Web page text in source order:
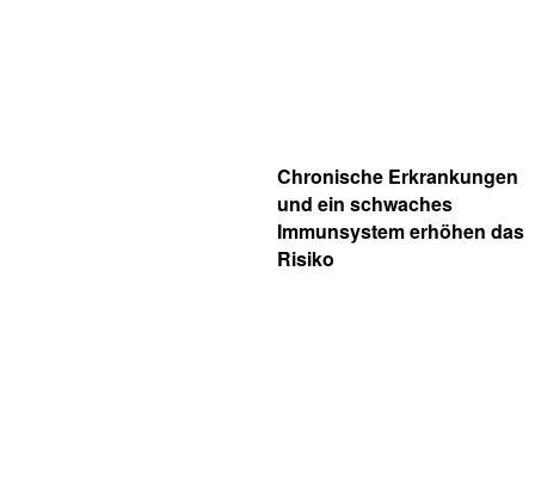
Chronische Erkrankungen
und ein schwaches
Immunsystem erhöhen das
Risiko